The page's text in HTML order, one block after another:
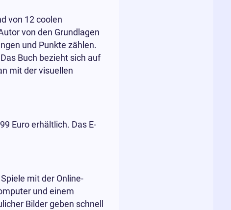
von 12 coolen
von den Grundlagen
und Punkte zählen.
Buch bezieht sich auf
mit der visuellen
Euro erhältlich. Das E-
mit der Online-
und einem
Bilder geben schnell